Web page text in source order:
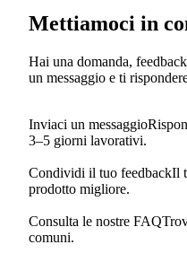
Mettiamoci in
Hai una domanda,
un messaggio e ti
Inviaci un messaggio
3–5 giorni lavorativi.
Condividi il tuo feedbackIl
prodotto migliore.
Consulta le nostre FAQ
comuni.